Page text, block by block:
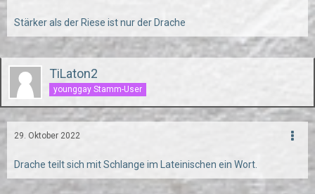
Stärker als der Riese ist nur der Drache
TiLaton2
younggay Stamm-User
29. Oktober 2022
Drache teilt sich mit Schlange im Lateinischen ein Wort.